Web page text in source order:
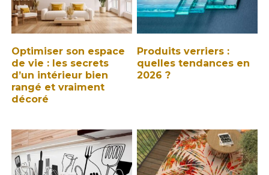
Optimiser son espace
de vie : les secrets
d’un intérieur bien
rangé et vraiment
décoré
Produits verriers :
quelles tendances en
2026 ?